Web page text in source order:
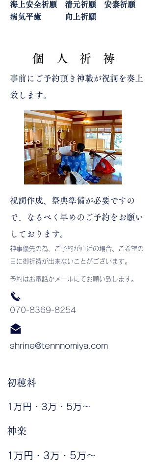
海上安全祈願 清元祈願 安泰祈願
病気平癒 向上祈願
​個 人 祈 祷
事前にご予約頂き神職が祝詞を奏上
致します。
祝詞作成、祭典準備が必要ですの
で、なるべく早めのご予約をお願い
しております。
​神事優先の為、ご予約が直近の場合、ご希望の
日に御祈祷が出来ないことがございます。
​予約はお電話かメールにてお願い致します。
​070-8369-8254
shrine@tennnomiya.com
​初穂料
​1万円・3万・5万～
​神楽
1万円・3万・5万​～